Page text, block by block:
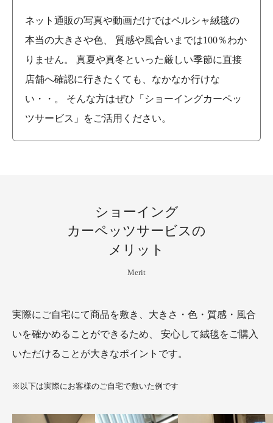
ネット通販の写真や動画だけではペルシャ絨毯の
本当の大きさや色、
質感や風合いまでは100％わか
りません。
真夏や真冬といった厳しい季節に直接
店舗へ確認に行きたくても、なかなか行けな
い・・。
そんな方はぜひ「ショーイングカーペッ
ツサービス」をご活用ください。
ショーイング
カーペッツサービスの
メリット
Merit
実際にご自宅にて商品を敷き、大きさ・色・質感・風合
いを確かめることができるため、
安心して絨毯をご購入
いただけることが大きなポイントです。
※以下は実際にお客様のご自宅で敷いた例です